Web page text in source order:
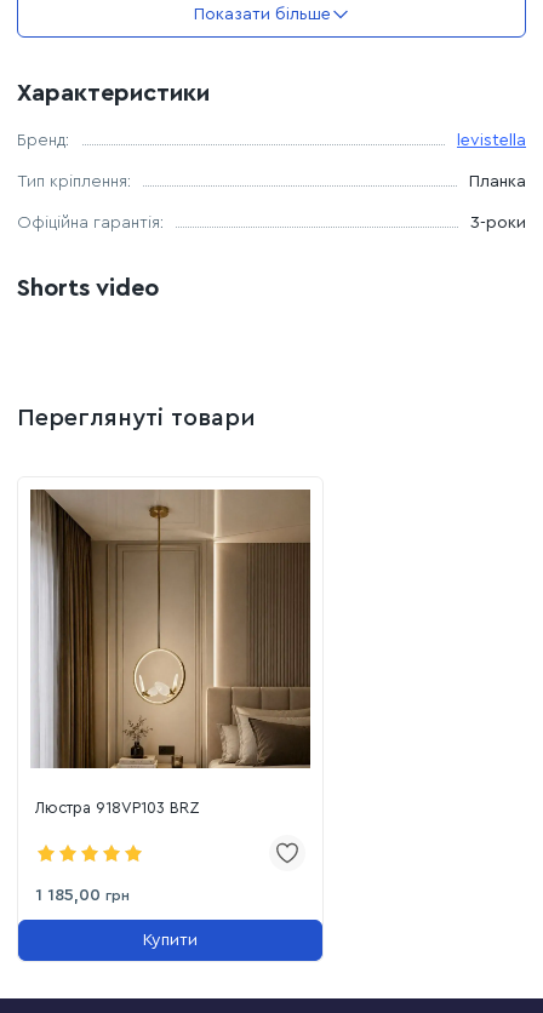
Температура світла: 4500К (нейтральний)
Показати більше
Характеристики
Бренд: levistella
Тип кріплення: Планка
Офіційна гарантія: 3-роки
Shorts video
Переглянуті товари
Люстра 918VP103 BRZ
1 185,00 грн
Купити